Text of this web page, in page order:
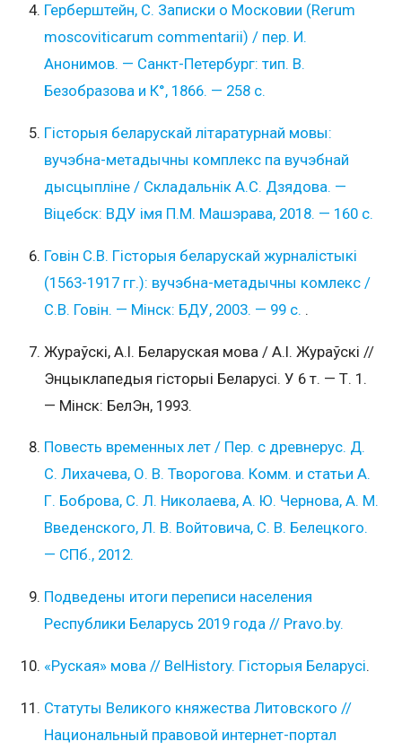
Герберштейн, С. Записки о Московии (Rerum
moscoviticarum commentarii) / пер. И.
Анонимов. — Санкт-Петербург: тип. В.
Безобразова и К°, 1866. — 258 с.
Гісторыя беларускай літаратурнай мовы:
вучэбна-метадычны комплекс па вучэбнай
дысцыпліне / Складальнік А.С. Дзядова. —
Віцебск: ВДУ імя П.М. Машэрава, 2018. — 160 с.
Говін С.В. Гісторыя беларускай журналістыкі
(1563-1917 гг.): вучэбна-метадычны комлекс /
С.В. Говін. — Мінск: БДУ, 2003. — 99 с. .
Жураўскі, А.І. Беларуская мова / А.І. Жураўскі //
Энцыклапедыя гісторыі Беларусі. У 6 т. — Т. 1.
— Мінск: БелЭн, 1993.
Повесть временных лет / Пер. с древнерус. Д.
С. Лихачева, О. В. Творогова. Комм. и статьи А.
Г. Боброва, С. Л. Николаева, А. Ю. Чернова, А. М.
Введенского, Л. В. Войтовича, С. В. Белецкого.
— СПб., 2012.
Подведены итоги переписи населения
Республики Беларусь 2019 года // Pravo.by.
«Руская» мова // BelHistory. Гісторыя Беларусі.
Статуты Великого княжества Литовского //
Национальный правовой интернет-портал